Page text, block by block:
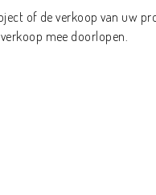
of de verkoop van uw
mee doorlopen.